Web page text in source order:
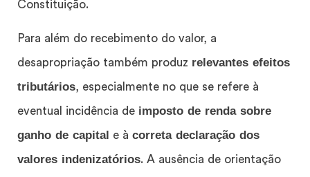
Constituição.
Para além do recebimento do valor, a
desapropriação também produz relevantes efeitos
tributários, especialmente no que se refere à
eventual incidência de imposto de renda sobre
ganho de capital e à correta declaração dos
valores indenizatórios. A ausência de orientação